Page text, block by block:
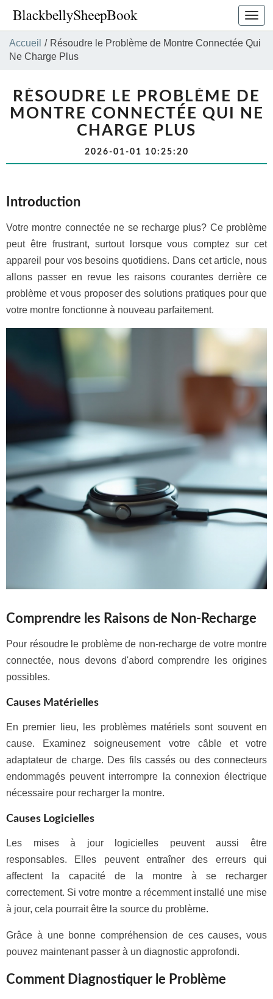
la
Accueil / Résoudre le Problème de Montre Connectée Qui
Ne Charge Plus
RÉSOUDRE LE PROBLÈME DE
MONTRE CONNECTÉE QUI NE
CHARGE PLUS
2026-01-01 10:25:20
Introduction
Votre montre connectée ne se recharge plus? Ce problème
peut être frustrant, surtout lorsque vous comptez sur cet
appareil pour vos besoins quotidiens. Dans cet article, nous
allons passer en revue les raisons courantes derrière ce
problème et vous proposer des solutions pratiques pour que
votre montre fonctionne à nouveau parfaitement.
Comprendre les Raisons de Non-Recharge
Pour résoudre le problème de non-recharge de votre montre
connectée, nous devons d'abord comprendre les origines
possibles.
Causes Matérielles
En premier lieu, les problèmes matériels sont souvent en
cause. Examinez soigneusement votre câble et votre
adaptateur de charge. Des fils cassés ou des connecteurs
endommagés peuvent interrompre la connexion électrique
nécessaire pour recharger la montre.
Causes Logicielles
Les mises à jour logicielles peuvent aussi être
responsables. Elles peuvent entraîner des erreurs qui
affectent la capacité de la montre à se recharger
correctement. Si votre montre a récemment installé une mise
à jour, cela pourrait être la source du problème.
Grâce à une bonne compréhension de ces causes, vous
pouvez maintenant passer à un diagnostic approfondi.
Comment Diagnostiquer le Problème